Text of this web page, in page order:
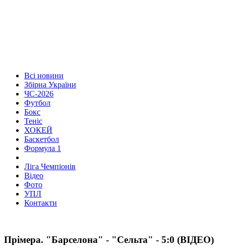
Всі новини
Збірна України
ЧС-2026
Футбол
Бокс
Теніс
ХОКЕЙ
Баскетбол
Формула 1
Ліга Чемпіонів
Відео
Фото
УПЛ
Контакти
Прімера. "Барселона" - "Сельта" - 5:0 (ВІДЕО)